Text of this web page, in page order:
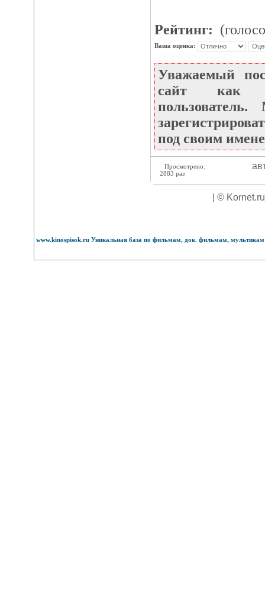
Рейтинг:
Ваша оценка:
Уважаемый
сайт как
под своим
Просмотрено:
2883 раз
| ©
www.kinospisok.ru Уникальная база по фильмам, док. фильмам,